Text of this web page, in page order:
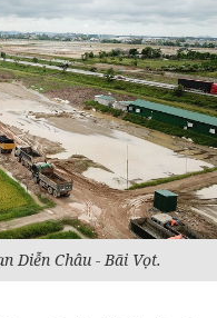
Diễn Châu - Bãi Vọt.